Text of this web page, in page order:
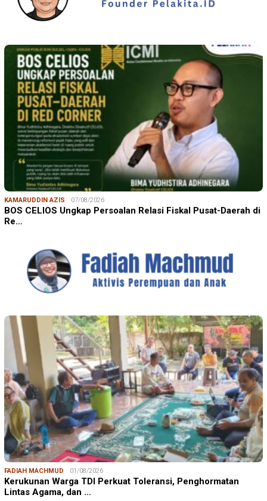
KAMARUDDIN AZIS 07/08/2026
BOS CELIOS Ungkap Persoalan Relasi Fiskal Pusat-Daerah di
Re…
FADIAH MACHMUD 01/08/2026
Kerukunan Warga TDI Perkuat Toleransi, Penghormatan
Lintas Agama, dan …